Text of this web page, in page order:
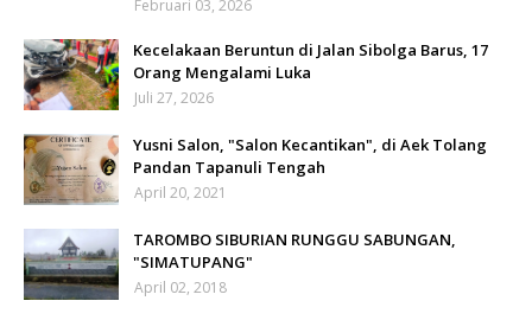
Februari 03, 2026
Kecelakaan Beruntun di Jalan Sibolga Barus, 17
Orang Mengalami Luka
Juli 27, 2026
Yusni Salon, "Salon Kecantikan", di Aek Tolang
Pandan Tapanuli Tengah
April 20, 2021
TAROMBO SIBURIAN RUNGGU SABUNGAN,
"SIMATUPANG"
April 02, 2018